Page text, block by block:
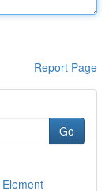
Report Page
Go